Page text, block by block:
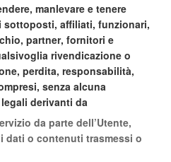
manlevare e tenere
sottoposti, affiliati, funzionari,
partner, fornitori e
rivendicazione o
perdita, responsabilità,
senza alcuna
derivanti da
da parte dell’Utente,
dati o contenuti trasmessi o